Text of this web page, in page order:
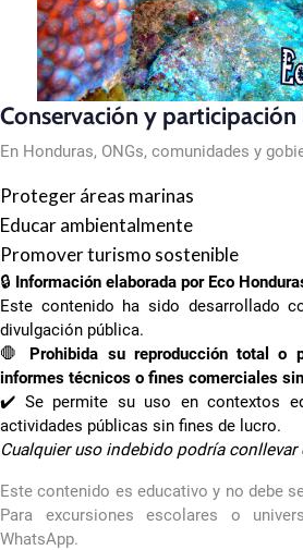
Conservación y
En Honduras, ONGs, comunidades y
Proteger áreas marinas
Educar ambientalmente
Promover turismo sostenible
🔒 Información elaborada por Eco
Este contenido ha sido desarrollado
divulgación pública.
🛑 Prohibida su reproducción total o
informes técnicos o fines comerciales
✔️ Se permite su uso en contextos
actividades públicas sin fines de lucro.
Cualquier uso indebido podría
Este contenido es educativo y no debe
Para excursiones escolares o
WhatsApp.